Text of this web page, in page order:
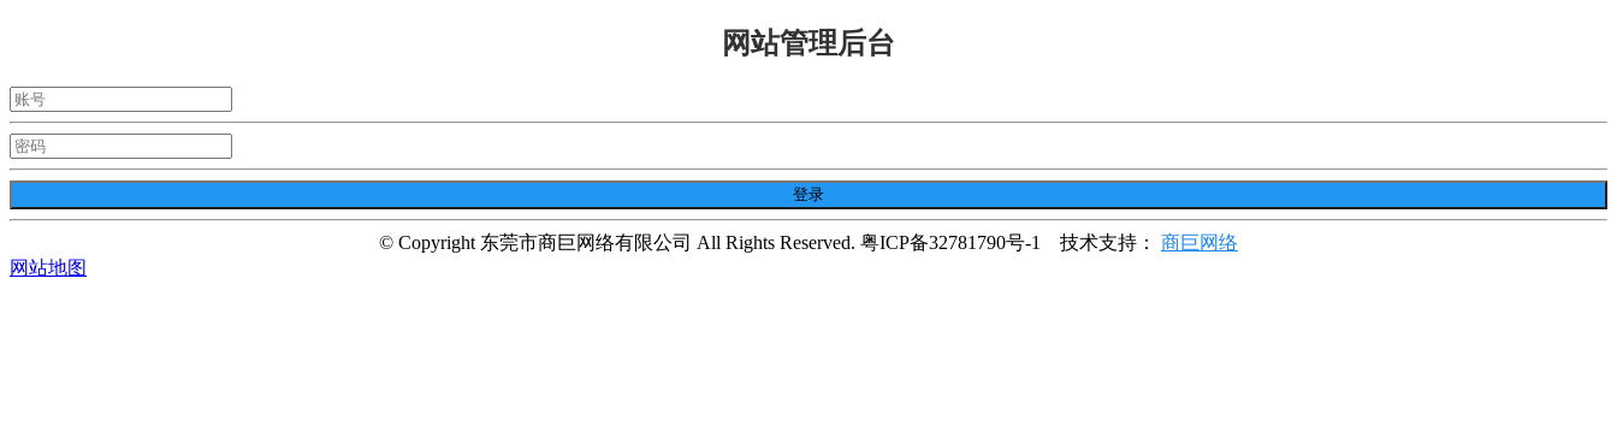
网站管理后台
© Copyright 东莞市商巨网络有限公司 All Rights Reserved. 粤ICP备32781790号-1 技术支持： 商巨网络
网站地图